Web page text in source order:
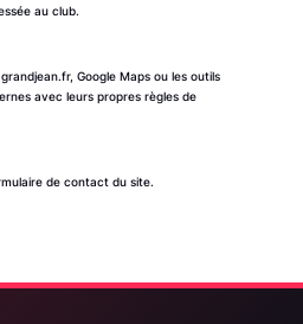
au club.
Google Maps ou les outils
avec leurs propres règles de
de contact du site.